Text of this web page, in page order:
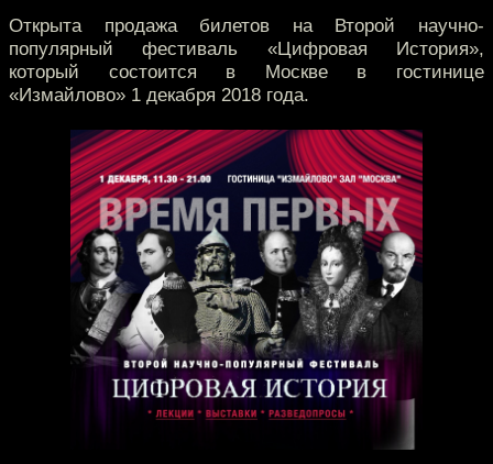
Открыта продажа билетов на Второй научно-
популярный фестиваль «Цифровая История»,
который состоится в Москве в гостинице
«Измайлово» 1 декабря 2018 года.